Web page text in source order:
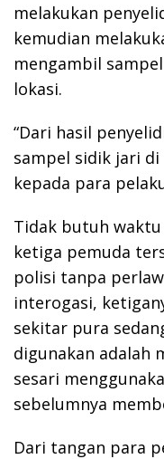
melakukan
kemudian
mengambil
lokasi.
“Dari hasil
sampel sidik jari
kepada para
Tidak butuh waktu
ketiga pemuda
polisi tanpa
interogasi,
sekitar pura
digunakan adalah
sesari
sebelumnya
Dari tangan para